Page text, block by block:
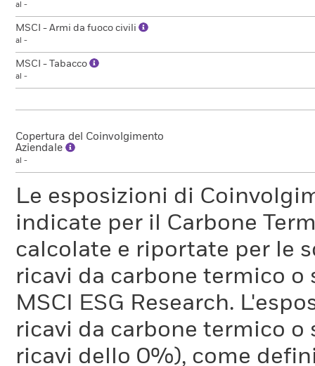
considerando il
soggetto a limitazioni.
parametro ITR di MSCI
l'incertezza sottostante
parametro.
al -
MSCI - Armi da fuoco civili
al -
MSCI - Tabacco
al -
Copertura del Coinvolgimento
Aziendale
al -
Le esposizioni di
indicate per il Carbone
calcolate e riportate per le
ricavi da carbone termico
MSCI ESG Research.
ricavi da carbone termico
ricavi dello 0%), come